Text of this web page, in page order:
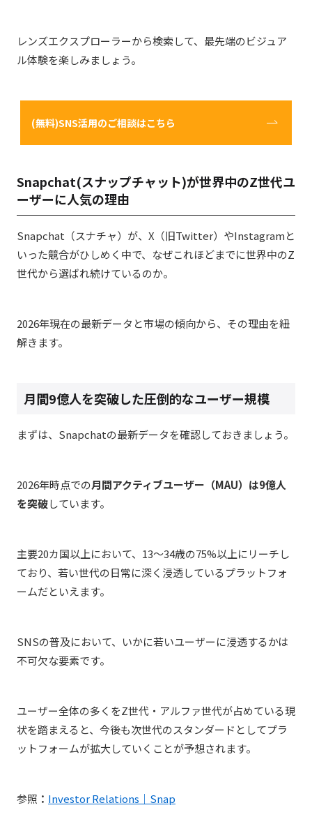
レンズエクスプローラーから検索して、最先端のビジュア
ル体験を楽しみましょう。
(無料)SNS活用のご相談はこちら
Snapchat(スナップチャット)が世界中のZ世代ユ
ーザーに人気の理由
Snapchat （スナチャ）が、X（旧Twitter）やInstagramと
いった競合がひしめく中で、なぜこれほどまでに世界中のZ
世代から選ばれ続けているのか。
2026年現在の最新データと市場の傾向から、その理由を紐
解きます。
月間9億人を突破した圧倒的なユーザー規模
まずは、Snapchatの最新データを確認しておきましょう。
2026年時点での月間アクティブユーザー（MAU）は9億人
を突破しています。
主要20カ国以上において、13〜34歳の75%以上にリーチし
ており、若い世代の日常に深く浸透しているプラットフォ
ームだといえます。
SNSの普及において、いかに若いユーザーに浸透するかは
不可欠な要素です。
ユーザー全体の多くをZ世代・アルファ世代が占めている現
状を踏まえると、今後も次世代のスタンダードとしてプラ
ットフォームが拡大していくことが予想されます。
参照 ： Investor Relations｜Snap